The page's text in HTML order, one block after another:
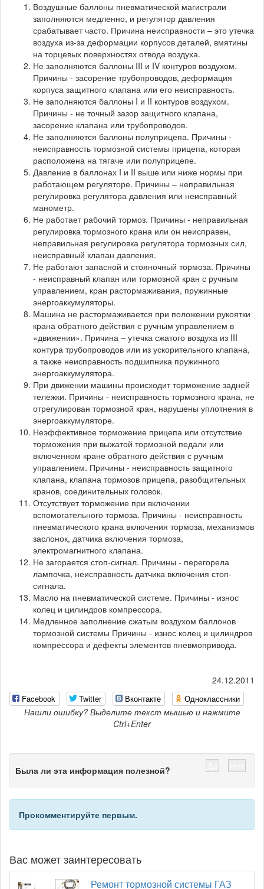
Воздушные баллоны пневматической магистрали
заполняются медленно, и регулятор давления
срабатывает часто. Причина неисправности – это утечка
воздуха из-за деформации корпусов деталей, вмятины
на торцевых поверхностях отвода воздуха.
Не заполняются баллоны III и IV контуров воздухом.
Причины - засорение трубопроводов, деформация
корпуса защитного клапана или его неисправность.
Не заполняются баллоны I и II контуров воздухом.
Причины - не точный зазор защитного клапана,
засорение клапана или трубопроводов.
Не заполняются баллоны полуприцепа. Причины -
неисправность тормозной системы прицепа, которая
расположена на тягаче или полуприцепе.
Давление в баллонах I и II выше или ниже нормы при
работающем регуляторе. Причины – неправильная
регулировка регулятора давления или неисправный
манометр.
Не работает рабочий тормоз. Причины - неправильная
регулировка тормозного крана или он неисправен,
неправильная регулировка регулятора тормозных сил,
неисправный клапан давления.
Не работают запасной и стояночный тормоза. Причины
- неисправный клапан или тормозной кран с ручным
управлением, кран растормаживания, пружинные
энергоаккумуляторы.
Машина не растормаживается при положении рукоятки
крана обратного действия с ручным управлением в
«движении». Причина – утечка сжатого воздуха из III
контура трубопроводов или из ускорительного клапана,
а также неисправность подшипника пружинного
энергоаккумулятора.
При движении машины происходит торможение задней
тележки. Причины - неисправность тормозного крана, не
отрегулирован тормозной кран, нарушены уплотнения в
энергоаккумуляторе.
Неэффективное торможение прицепа или отсутствие
торможения при выжатой тормозной педали или
включенном кране обратного действия с ручным
управлением. Причины - неисправность защитного
клапана, клапана тормозов прицепа, разобщительных
кранов, соединительных головок.
Отсутствует торможение при включении
вспомогательного тормоза. Причины - неисправность
пневматического крана включения тормоза, механизмов
заслонок, датчика включения тормоза,
электромагнитного клапана.
Не загорается стоп-сигнал. Причины - перегорела
лампочка, неисправность датчика включения стоп-
сигнала.
Масло на пневматической системе. Причины - износ
колец и цилиндров компрессора.
Медленное заполнение сжатым воздухом баллонов
тормозной системы Причины - износ колец и цилиндров
компрессора и дефекты элементов пневмопривода.
24.12.2011
Facebook Twitter Вконтакте Одноклассники
Нашли ошибку? Выделите текст мышью и нажмите
Ctrl+Enter
Была ли эта информация полезной?
Прокомментируйте первым.
Вас может заинтересовать
Ремонт тормозной системы ГАЗ